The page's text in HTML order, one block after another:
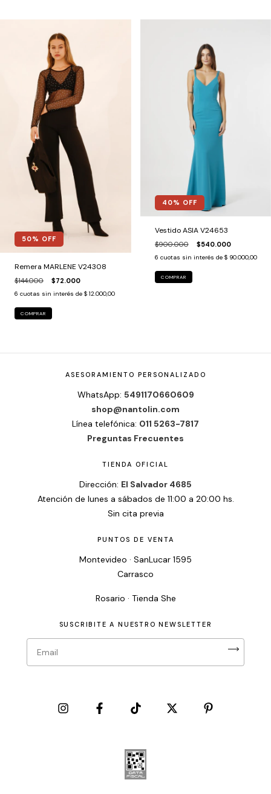
50% OFF
Remera MARLENE V24308
$144.000 $72.000
6 cuotas sin interés de $ 12.000,00
COMPRAR
40% OFF
Vestido ASIA V24653
$900.000 $540.000
6 cuotas sin interés de $ 90.000,00
COMPRAR
ASESORAMIENTO PERSONALIZADO
WhatsApp: 5491170660609
shop@nantolin.com
Línea telefónica: 011 5263-7817
Preguntas Frecuentes
TIENDA OFICIAL
Dirección: El Salvador 4685
Atención de lunes a sábados de 11:00 a 20:00 hs.
Sin cita previa
PUNTOS DE VENTA
Montevideo · SanLucar 1595
Carrasco
Rosario · Tienda She
SUSCRIBITE A NUESTRO NEWSLETTER